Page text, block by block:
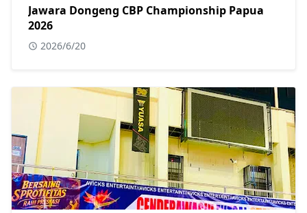
Jawara Dongeng CBP Championship Papua
2026
2026/6/20